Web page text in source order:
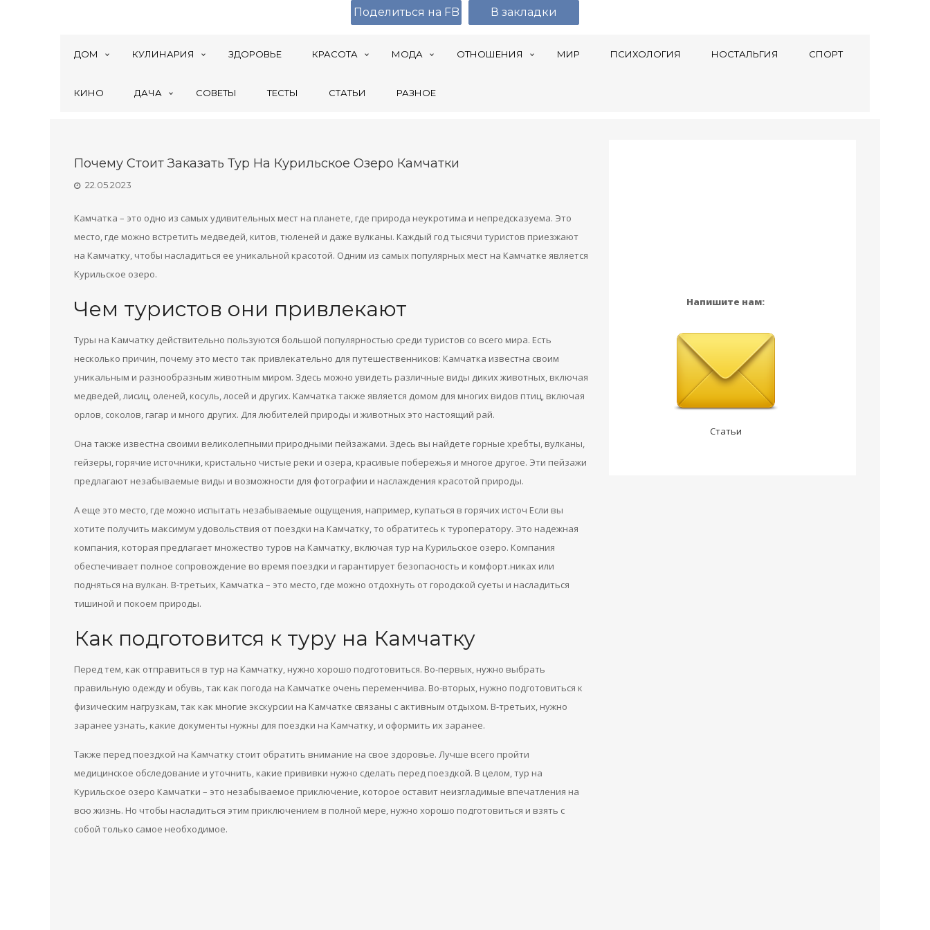
ДОМ КУЛИНАРИЯ ЗДОРОВЬЕ КРАСОТА МОДА ОТНОШЕНИЯ МИР ПСИХОЛОГИЯ НОСТАЛЬГИЯ СПОРТ
КИНО ДАЧА СОВЕТЫ ТЕСТЫ СТАТЬИ РАЗНОЕ
Почему Стоит Заказать Тур На Курильское Озеро Камчатки
22.05.2023
Камчатка – это одно из самых удивительных мест на планете, где природа неукротима и непредсказуема. Это
место, где можно встретить медведей, китов, тюленей и даже вулканы. Каждый год тысячи туристов приезжают
на Камчатку, чтобы насладиться ее уникальной красотой. Одним из самых популярных мест на Камчатке является
Курильское озеро.
Чем туристов они привлекают
Туры на Камчатку действительно пользуются большой популярностью среди туристов со всего мира. Есть
несколько причин, почему это место так привлекательно для путешественников: Камчатка известна своим
уникальным и разнообразным животным миром. Здесь можно увидеть различные виды диких животных, включая
медведей, лисиц, оленей, косуль, лосей и других. Камчатка также является домом для многих видов птиц, включая
орлов, соколов, гагар и много других. Для любителей природы и животных это настоящий рай.
Она также известна своими великолепными природными пейзажами. Здесь вы найдете горные хребты, вулканы,
гейзеры, горячие источники, кристально чистые реки и озера, красивые побережья и многое другое. Эти пейзажи
предлагают незабываемые виды и возможности для фотографии и наслаждения красотой природы.
А еще это место, где можно испытать незабываемые ощущения, например, купаться в горячих источ Если вы
хотите получить максимум удовольствия от поездки на Камчатку, то обратитесь к туроператору. Это надежная
компания, которая предлагает множество туров на Камчатку, включая тур на Курильское озеро. Компания
обеспечивает полное сопровождение во время поездки и гарантирует безопасность и комфорт.никах или
подняться на вулкан. В-третьих, Камчатка – это место, где можно отдохнуть от городской суеты и насладиться
тишиной и покоем природы.
Как подготовится к туру на Камчатку
Перед тем, как отправиться в тур на Камчатку, нужно хорошо подготовиться. Во-первых, нужно выбрать
правильную одежду и обувь, так как погода на Камчатке очень переменчива. Во-вторых, нужно подготовиться к
физическим нагрузкам, так как многие экскурсии на Камчатке связаны с активным отдыхом. В-третьих, нужно
заранее узнать, какие документы нужны для поездки на Камчатку, и оформить их заранее.
Также перед поездкой на Камчатку стоит обратить внимание на свое здоровье. Лучше всего пройти
медицинское обследование и уточнить, какие прививки нужно сделать перед поездкой. В целом, тур на
Курильское озеро Камчатки – это незабываемое приключение, которое оставит неизгладимые впечатления на
всю жизнь. Но чтобы насладиться этим приключением в полной мере, нужно хорошо подготовиться и взять с
собой только самое необходимое.
Напишите нам:
Статьи
Поделиться на FB В закладки